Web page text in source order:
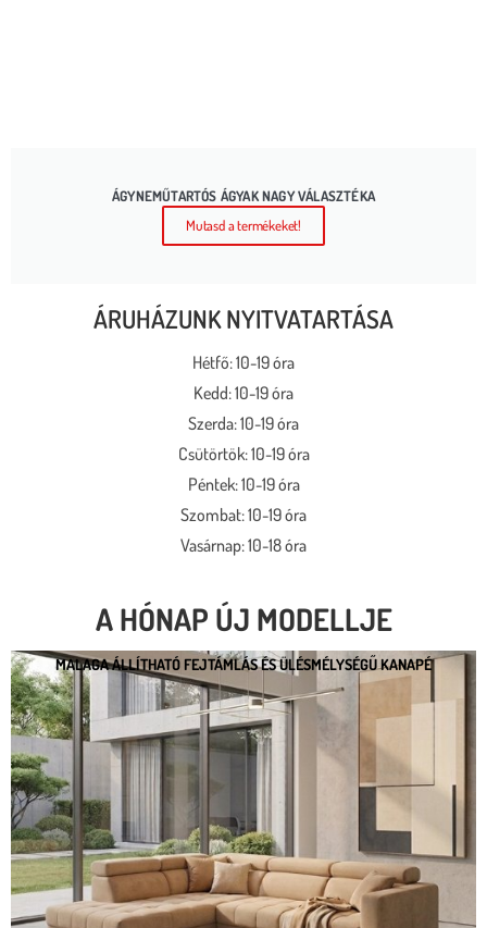
ÁGYNEMŰTARTÓS ÁGYAK NAGY VÁLASZTÉKA
Mutasd a termékeket!
ÁRUHÁZUNK NYITVATARTÁSA
Hétfő: 10-19 óra
Kedd: 10-19 óra
Szerda: 10-19 óra
Csütörtök: 10-19 óra
Péntek: 10-19 óra
Szombat: 10-19 óra
Vasárnap: 10-18 óra
A HÓNAP ÚJ MODELLJE
MALAGA ÁLLÍTHATÓ FEJTÁMLÁS ÉS ÜLÉSMÉLYSÉGŰ KANAPÉ
MALAGA ÁLLÍTHATÓ FEJTÁMLÁS ÉS
ÜLÉSMÉLYSÉGŰ KANAPÉ
* kedvező ár
* moduláris rendszer
* motoros állíthatóság
Megnézem